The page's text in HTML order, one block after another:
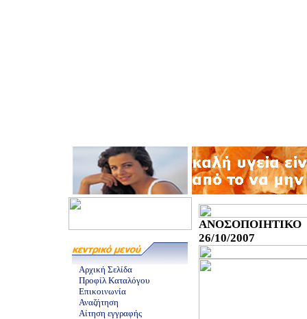
Αρχική Σελίδα
Προφίλ Καταλόγου
Επικοινωνία
Αναζήτηση
Αίτηση εγγραφής
26/10/2007